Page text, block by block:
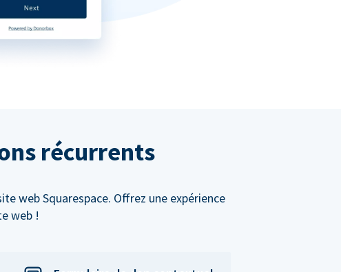
récurrents
web Squarespace. Offrez une expérience
web !